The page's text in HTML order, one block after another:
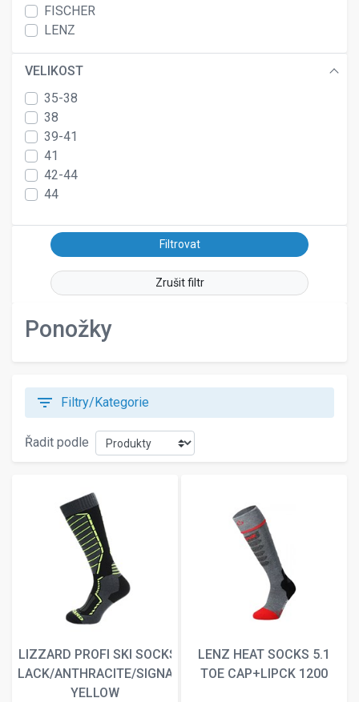
FISCHER
LENZ
VELIKOST
35-38
38
39-41
41
42-44
44
Zrušit filtr
Ponožky
filter_list Filtry/Kategorie
Řadit podle
BLIZZARD PROFI SKI SOCKS,
BLACK/ANTHRACITE/SIGNAL
YELLOW
LENZ HEAT SOCKS 5.1
TOE CAP+LIPCK 1200